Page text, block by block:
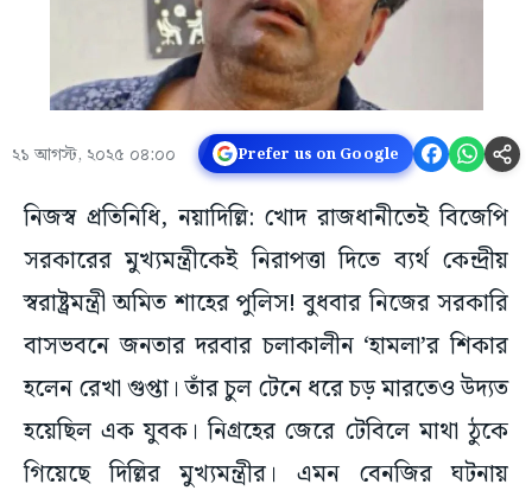
২১ আগস্ট, ২০২৫ ০৪:০০ Prefer us on Google
নিজস্ব প্রতিনিধি, নয়াদিল্লি: খোদ রাজধানীতেই বিজেপি
সরকারের মুখ্যমন্ত্রীকেই নিরাপত্তা দিতে ব্যর্থ কেন্দ্রীয়
স্বরাষ্ট্রমন্ত্রী অমিত শাহের পুলিস! বুধবার নিজের সরকারি
বাসভবনে জনতার দরবার চলাকালীন ‘হামলা’র শিকার
হলেন রেখা গুপ্তা। তাঁর চুল টেনে ধরে চড় মারতেও উদ্যত
হয়েছিল এক যুবক। নিগ্রহের জেরে টেবিলে মাথা ঠুকে
গিয়েছে দিল্লির মুখ্যমন্ত্রীর। এমন বেনজির ঘটনায়